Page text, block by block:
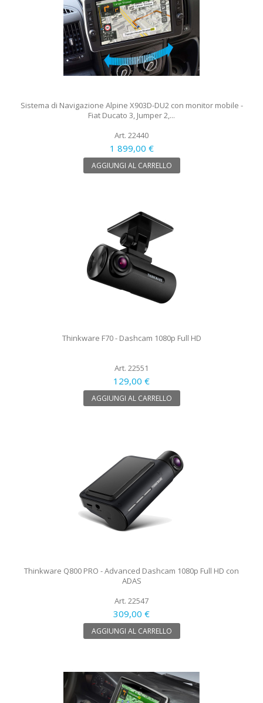
Sistema di Navigazione Alpine X903D-DU2 con monitor mobile -
Fiat Ducato 3, Jumper 2,...
Art. 22440
1 899,00 €
AGGIUNGI AL CARRELLO
Thinkware F70 - Dashcam 1080p Full HD
Art. 22551
129,00 €
AGGIUNGI AL CARRELLO
Thinkware Q800 PRO - Advanced Dashcam 1080p Full HD con
ADAS
Art. 22547
309,00 €
AGGIUNGI AL CARRELLO